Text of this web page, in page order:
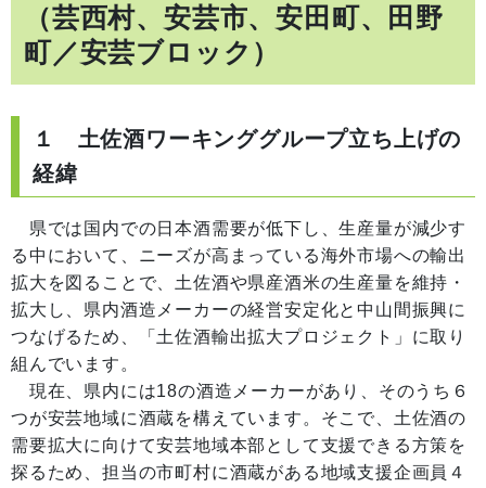
（芸西村、安芸市、安田町、田野
町／安芸ブロック）
１ 土佐酒ワーキンググループ立ち上げの
経緯
県では国内での日本酒需要が低下し、生産量が減少す
る中において、ニーズが高まっている海外市場への輸出
拡大を図ることで、土佐酒や県産酒米の生産量を維持・
拡大し、県内酒造メーカーの経営安定化と中山間振興に
つなげるため、「土佐酒輸出拡大プロジェクト」に取り
組んでいます。
現在、県内には18の酒造メーカーがあり、そのうち６
つが安芸地域に酒蔵を構えています。そこで、土佐酒の
需要拡大に向けて安芸地域本部として支援できる方策を
探るため、担当の市町村に酒蔵がある地域支援企画員４